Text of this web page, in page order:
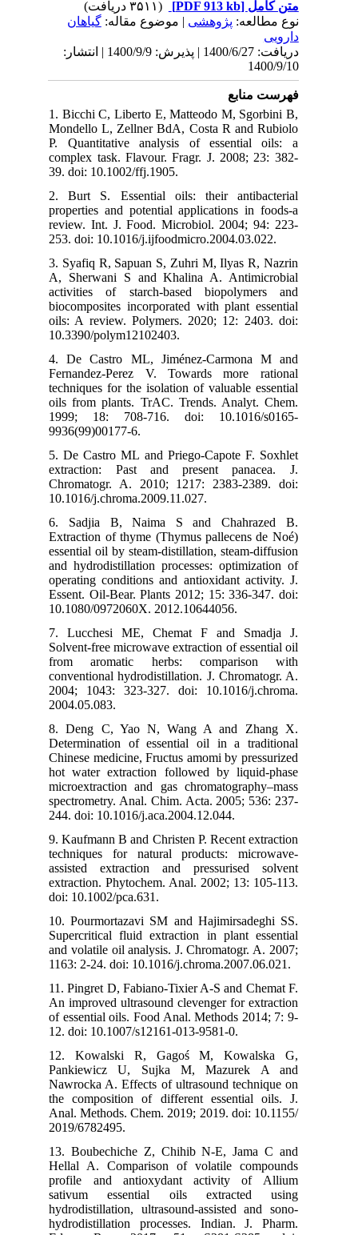
متن کامل[PDF 913 kb]
(۳۵۱۱ دریافت)
نوع مطالعه:پژوهشی| موضوع مقاله:گياهان
دارویی
دریافت: 1400/6/27 | پذیرش: 1400/9/9 | انتشار:
1400/9/10
فهرست منابع
1. Bicchi C, Liberto E, Matteodo M, Sgorbini B,
Mondello L, Zellner BdA, Costa R and Rubiolo
P. Quantitative analysis of essential oils: a
complex task. Flavour. Fragr. J. 2008; 23: 382-
39. doi: 10.1002/ffj.1905.
2. Burt S. Essential oils: their antibacterial
properties and potential applications in foods-a
review. Int. J. Food. Microbiol. 2004; 94: 223-
253. doi: 10.1016/j.ijfoodmicro.2004.03.022.
3. Syafiq R, Sapuan S, Zuhri M, Ilyas R, Nazrin
A, Sherwani S and Khalina A. Antimicrobial
activities of starch-based biopolymers and
biocomposites incorporated with plant essential
oils: A review. Polymers. 2020; 12: 2403. doi:
10.3390/polym12102403.
4. De Castro ML, Jiménez-Carmona M and
Fernandez-Perez V. Towards more rational
techniques for the isolation of valuable essential
oils from plants. TrAC. Trends. Analyt. Chem.
1999; 18: 708-716. doi: 10.1016/s0165-
9936(99)00177-6.
5. De Castro ML and Priego-Capote F. Soxhlet
extraction: Past and present panacea. J.
Chromatogr. A. 2010; 1217: 2383-2389. doi:
10.1016/j.chroma.2009.11.027.
6. Sadjia B, Naima S and Chahrazed B.
Extraction of thyme (Thymus pallecens de Noé)
essential oil by steam-distillation, steam-diffusion
and hydrodistillation processes: optimization of
operating conditions and antioxidant activity. J.
Essent. Oil-Bear. Plants 2012; 15: 336-347. doi:
10.1080/0972060X. 2012.10644056.
7. Lucchesi ME, Chemat F and Smadja J.
Solvent-free microwave extraction of essential oil
from aromatic herbs: comparison with
conventional hydrodistillation. J. Chromatogr. A.
2004; 1043: 323-327. doi: 10.1016/j.chroma.
2004.05.083.
8. Deng C, Yao N, Wang A and Zhang X.
Determination of essential oil in a traditional
Chinese medicine, Fructus amomi by pressurized
hot water extraction followed by liquid-phase
microextraction and gas chromatography–mass
spectrometry. Anal. Chim. Acta. 2005; 536: 237-
244. doi: 10.1016/j.aca.2004.12.044.
9. Kaufmann B and Christen P. Recent extraction
techniques for natural products: microwave‐
assisted extraction and pressurised solvent
extraction. Phytochem. Anal. 2002; 13: 105-113.
doi: 10.1002/pca.631.
10. Pourmortazavi SM and Hajimirsadeghi SS.
Supercritical fluid extraction in plant essential
and volatile oil analysis. J. Chromatogr. A. 2007;
1163: 2-24. doi: 10.1016/j.chroma.2007.06.021.
11. Pingret D, Fabiano-Tixier A-S and Chemat F.
An improved ultrasound clevenger for extraction
of essential oils. Food Anal. Methods 2014; 7: 9-
12. doi: 10.1007/s12161-013-9581-0.
12. Kowalski R, Gagoś M, Kowalska G,
Pankiewicz U, Sujka M, Mazurek A and
Nawrocka A. Effects of ultrasound technique on
the composition of different essential oils. J.
Anal. Methods. Chem. 2019; 2019. doi: 10.1155/
2019/6782495.
13. Boubechiche Z, Chihib N-E, Jama C and
Hellal A. Comparison of volatile compounds
profile and antioxydant activity of Allium
sativum essential oils extracted using
hydrodistillation, ultrasound-assisted and sono-
hydrodistillation processes. Indian. J. Pharm.